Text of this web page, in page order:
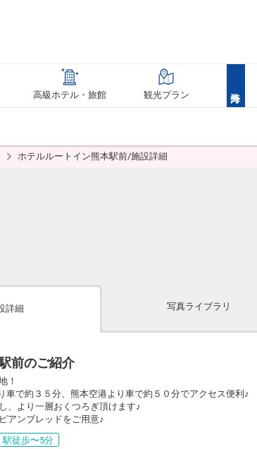
高級ホテル・旅館 観光プラン
ホテルルートイン熊本駅前/施設詳細
詳細 写真ライブラリ
前のご紹介
！
で約３５分、熊本空港より車で約５０分でアクセス便利♪
、より一層おくつろぎ頂けます♪
アンブレッドをご用意♪
駅徒歩〜5分